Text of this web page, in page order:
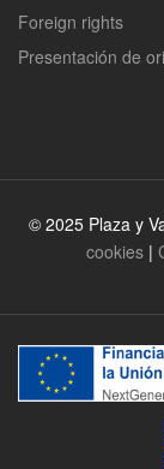
Foreign rights
Presentación de
© 2025 Plaza y
cookies |